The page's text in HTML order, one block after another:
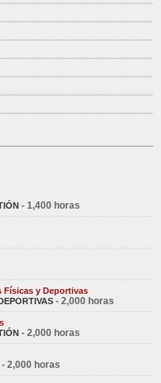
- 1,400 horas
Físicas y Deportivas
- 2,000 horas
- 2,000 horas
- 2,000 horas